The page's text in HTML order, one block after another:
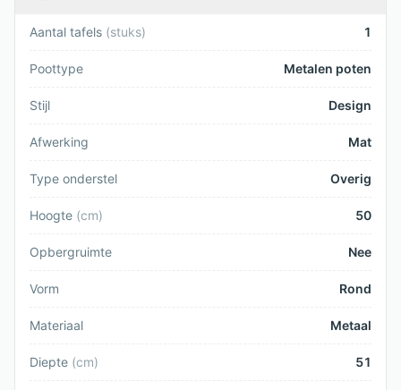
Aantal tafels (stuks) 1
Poottype Metalen poten
Stijl Design
Afwerking Mat
Type onderstel Overig
Hoogte (cm) 50
Opbergruimte Nee
Vorm Rond
Materiaal Metaal
Diepte (cm) 51